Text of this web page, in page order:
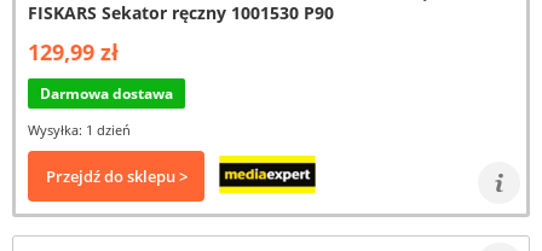
FISKARS Sekator ręczny 1001530 P90
129,99 zł
Darmowa dostawa
Wysyłka: 1 dzień
Przejdź do sklepu >